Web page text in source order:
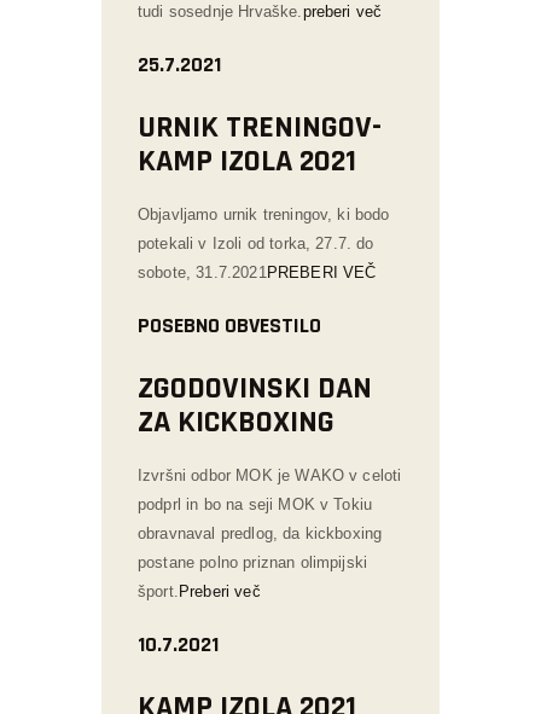
tudi sosednje Hrvaške. preberi več
25.7.2021
URNIK TRENINGOV-
KAMP IZOLA 2021
Objavljamo urnik treningov, ki bodo
potekali v Izoli od torka, 27.7. do
sobote, 31.7.2021 PREBERI VEČ
POSEBNO OBVESTILO
ZGODOVINSKI DAN
ZA KICKBOXING
Izvršni odbor MOK je WAKO v celoti
podprl in bo na seji MOK v Tokiu
obravnaval predlog, da kickboxing
postane polno priznan olimpijski
šport. Preberi več
10.7.2021